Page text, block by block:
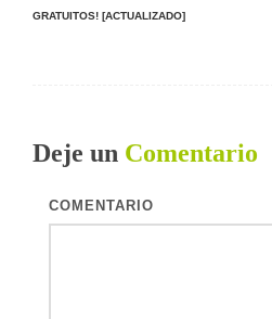
GRATUITOS! [ACTUALIZADO]
Deje un Comentario
COMENTARIO